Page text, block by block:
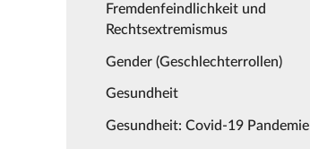
Fremdenfeindlichkeit und
Rechtsextremismus
Gender (Geschlechterrollen)
Gesundheit
Gesundheit: Covid-19 Pandemie